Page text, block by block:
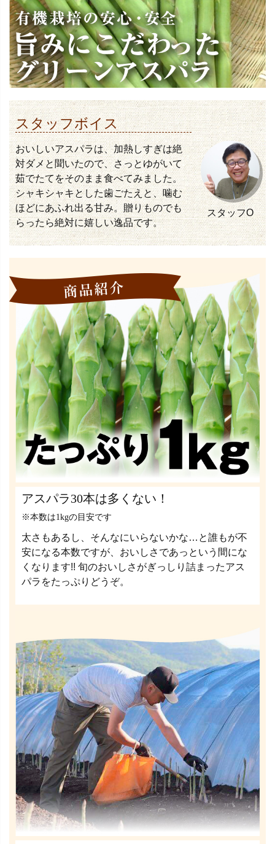
スタッフボイス
おいしいアスパラは、加熱しすぎは絶
対ダメと聞いたので、さっとゆがいて
茹でたてをそのまま食べてみました。
シャキシャキとした歯ごたえと、噛む
ほどにあふれ出る甘み。贈りものでも
らったら絶対に嬉しい逸品です。
スタッフO
アスパラ30本は多くない！
※本数は1kgの目安です
太さもあるし、そんなにいらないかな…と誰もが不
安になる本数ですが、おいしさであっという間にな
くなります!! 旬のおいしさがぎっしり詰まったアス
パラをたっぷりどうぞ。